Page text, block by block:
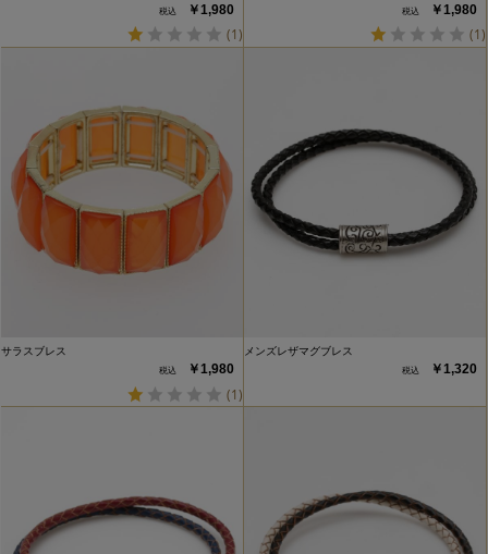
￥1,980
(1)
￥1,980
(1)
サラスブレス
￥1,980
(1)
メンズレザマグブレス
￥1,320